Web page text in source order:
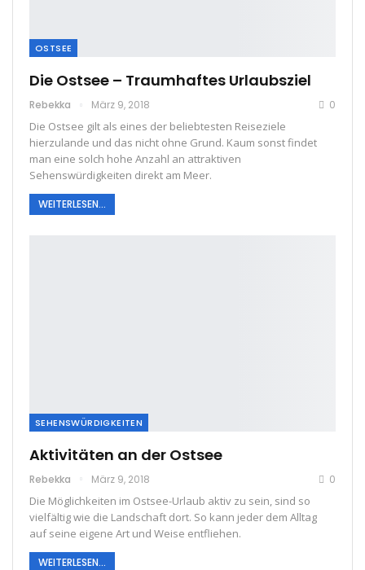
OSTSEE
Die Ostsee – Traumhaftes Urlaubsziel
Rebekka März 9, 2018 0
Die Ostsee gilt als eines der beliebtesten Reiseziele
hierzulande und das nicht ohne Grund. Kaum sonst findet
man eine solch hohe Anzahl an attraktiven
Sehenswürdigkeiten direkt am Meer.
WEITERLESEN...
SEHENSWÜRDIGKEITEN
Aktivitäten an der Ostsee
Rebekka März 9, 2018 0
Die Möglichkeiten im Ostsee-Urlaub aktiv zu sein, sind so
vielfältig wie die Landschaft dort. So kann jeder dem Alltag
auf seine eigene Art und Weise entfliehen.
WEITERLESEN...